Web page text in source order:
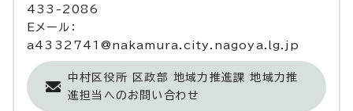
433-2086
Eメール：
a4332741@nakamura.city.nagoya.lg.jp
中村区役所 区政部 地域力推進課 地域力推
進担当へのお問い合わせ